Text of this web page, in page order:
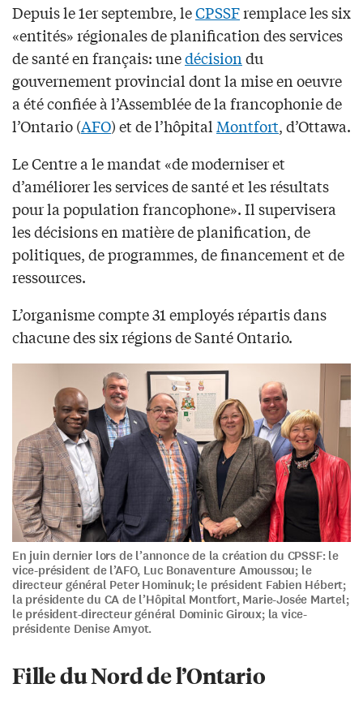
Depuis le 1er septembre, leCPSSFremplace les six
«entités» régionales de planification des services
de santé en français: unedécisiondu
gouvernement provincial dont la mise en oeuvre
a été confiée à l’Assemblée de la francophonie de
l’Ontario (AFO) et de l’hôpital Montfort, d’Ottawa.
Le Centre a le mandat «de moderniser et
d’améliorer les services de santé et les résultats
pour la population francophone». Il supervisera
les décisions en matière de planification, de
politiques, de programmes, de financement et de
ressources.
L’organisme compte 31 employés répartis dans
chacune des six régions de Santé Ontario.
En juin dernier lors de l’annonce de la création du CPSSF: le
vice-président de l’AFO, Luc Bonaventure Amoussou; le
directeur général Peter Hominuk; le président Fabien Hébert;
la présidente du CA de l’Hôpital Montfort, Marie-Josée Martel;
le président-directeur général Dominic Giroux; la vice-
présidente Denise Amyot.
Fille du Nord de l’Ontario